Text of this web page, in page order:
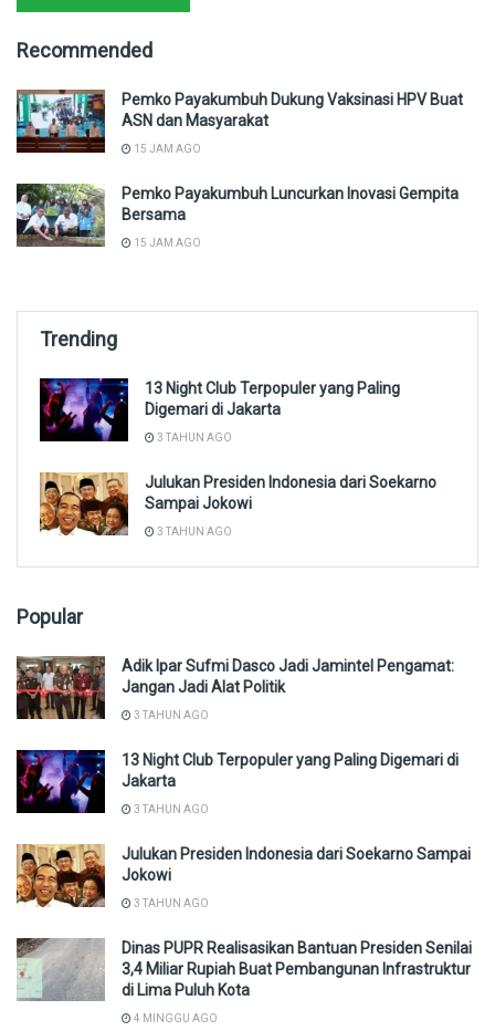
Recommended
Pemko Payakumbuh Dukung Vaksinasi HPV Buat
ASN dan Masyarakat
15 JAM AGO
Pemko Payakumbuh Luncurkan Inovasi Gempita
Bersama
15 JAM AGO
Trending
13 Night Club Terpopuler yang Paling
Digemari di Jakarta
3 TAHUN AGO
Julukan Presiden Indonesia dari Soekarno
Sampai Jokowi
3 TAHUN AGO
Popular
Adik Ipar Sufmi Dasco Jadi Jamintel Pengamat:
Jangan Jadi Alat Politik
3 TAHUN AGO
13 Night Club Terpopuler yang Paling Digemari di
Jakarta
3 TAHUN AGO
Julukan Presiden Indonesia dari Soekarno Sampai
Jokowi
3 TAHUN AGO
Dinas PUPR Realisasikan Bantuan Presiden Senilai
3,4 Miliar Rupiah Buat Pembangunan Infrastruktur
di Lima Puluh Kota
4 MINGGU AGO